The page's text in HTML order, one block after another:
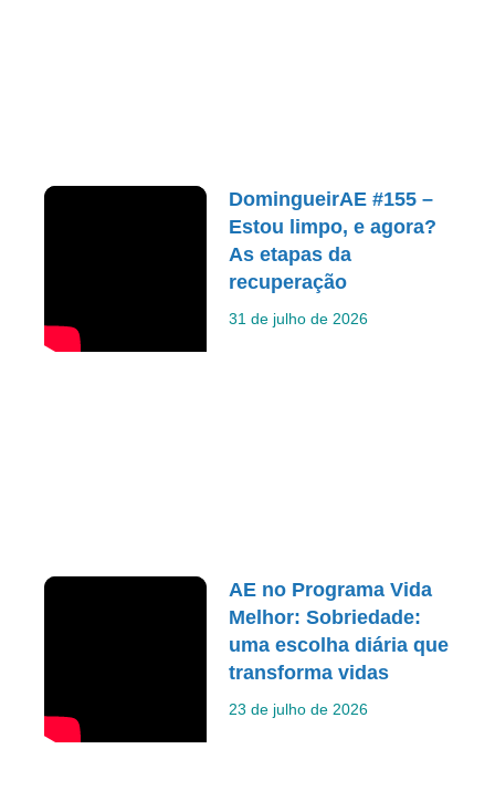
DomingueirAE #155 –
Estou limpo, e agora?
As etapas da
recuperação
31 de julho de 2026
AE no Programa Vida
Melhor: Sobriedade:
uma escolha diária que
transforma vidas
23 de julho de 2026